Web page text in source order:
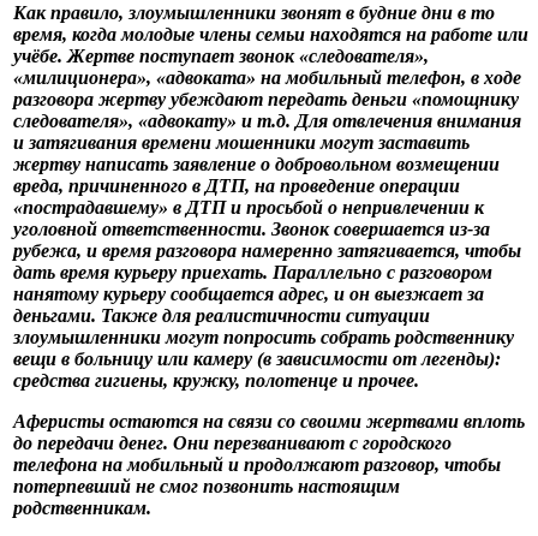
Как правило, злоумышленники звонят в будние дни в то
время, когда молодые члены семьи находятся на работе или
учёбе. Жертве поступает звонок «следователя»,
«милиционера», «адвоката» на мобильный телефон, в ходе
разговора жертву убеждают передать деньги «помощнику
следователя», «адвокату» и т.д. Для отвлечения внимания
и затягивания времени мошенники могут заставить
жертву написать заявление о добровольном возмещении
вреда, причиненного в ДТП, на проведение операции
«пострадавшему» в ДТП и просьбой о непривлечении к
уголовной ответственности. Звонок совершается из-за
рубежа, и время разговора намеренно затягивается, чтобы
дать время курьеру приехать. Параллельно с разговором
нанятому курьеру сообщается адрес, и он выезжает за
деньгами. Также для реалистичности ситуации
злоумышленники могут попросить собрать родственнику
вещи в больницу или камеру (в зависимости от легенды):
средства гигиены, кружку, полотенце и прочее.
Аферисты остаются на связи со своими жертвами вплоть
до передачи денег. Они перезванивают с городского
телефона на мобильный и продолжают разговор, чтобы
потерпевший не смог позвонить настоящим
родственникам.